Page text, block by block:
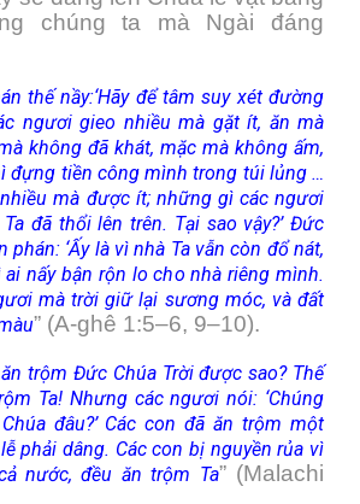
chúng ta mà Ngài đáng
thế nầy:‘Hãy để tâm suy xét đường
ngươi gieo nhiều mà gặt ít, ăn mà
không đã khát, mặc mà không ấm,
đựng tiền công mình trong túi lủng …
mà được ít; những gì các ngươi
đã thổi lên trên. Tại sao vậy?’ Đức
phán: ‘Ấy là vì nhà Ta vẫn còn đổ nát,
nấy bận rộn lo cho nhà riêng mình.
mà trời giữ lại sương móc, và đất
” (A-ghê 1:5–6, 9–10).
trộm Đức Chúa Trời được sao? Thế
Ta! Nhưng các ngươi nói: ‘Chúng
đâu?’ Các con đã ăn trộm một
phải dâng. Các con bị nguyền rủa vì
nước, đều ăn trộm Ta” (Malachi